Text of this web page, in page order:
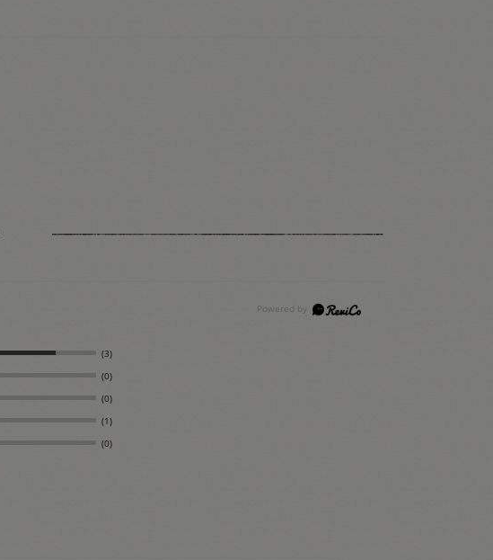
(3)
(0)
(0)
(1)
(0)